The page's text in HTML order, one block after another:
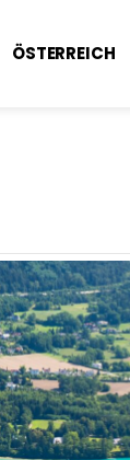
ÖSTERREICH